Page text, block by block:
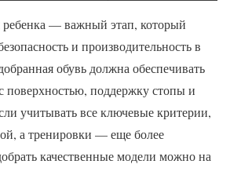
— важный этап, который
и производительность в
обувь должна обеспечивать
поверхностью, поддержку стопы и
учитывать все ключевые критерии,
а тренировки — еще более
качественные модели можно на